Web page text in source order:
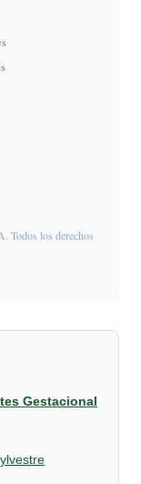
Todos los derechos
Gestacional